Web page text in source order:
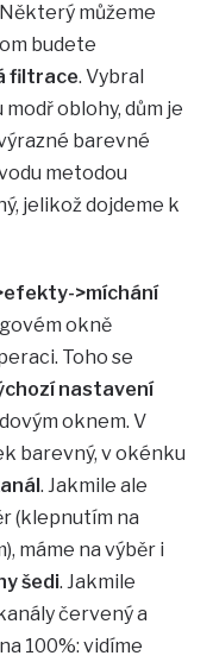
můžeme
budete
filtrace. Vybral
oblohy, dům je
barevné
metodou
jelikož dojdeme k
>míchání
okně
Toho se
nastavení
oknem. V
barevný, v okénku
. Jakmile ale
(klepnutím na
máme na výběr i
šedi. Jakmile
červený a
100%: vidíme